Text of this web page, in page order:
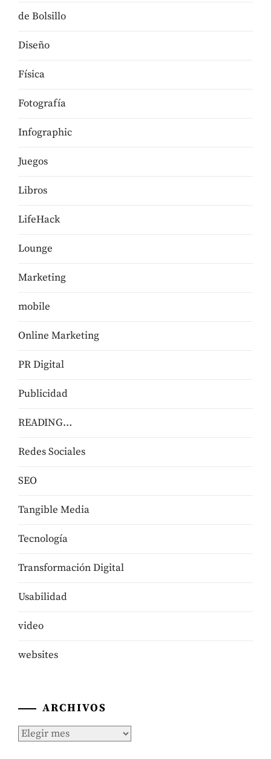
de Bolsillo
Diseño
Física
Fotografía
Infographic
Juegos
Libros
LifeHack
Lounge
Marketing
mobile
Online Marketing
PR Digital
Publicidad
READING…
Redes Sociales
SEO
Tangible Media
Tecnologí­a
Transformación Digital
Usabilidad
video
websites
ARCHIVOS
Archivos